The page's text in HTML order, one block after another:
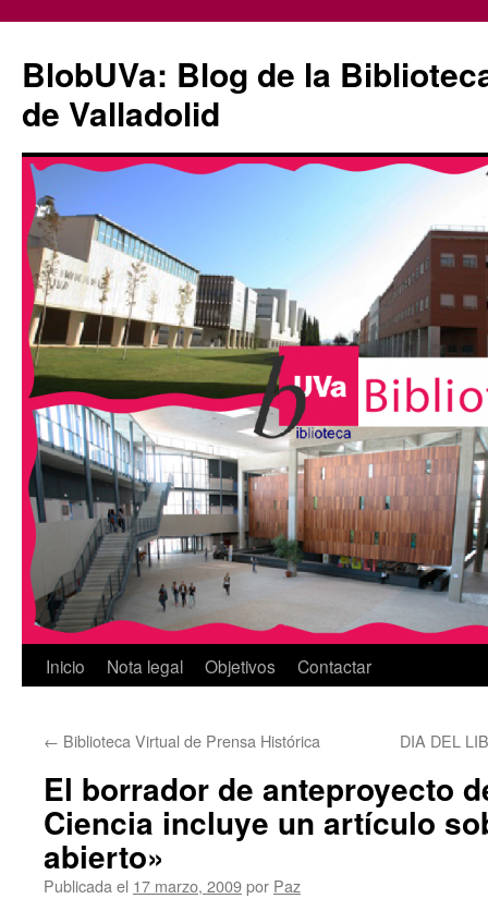
contenido
BlobUVa: Blog de la
de Valladolid
Inicio Nota legal Objetivos Contactar
← Biblioteca Virtual de Prensa Histórica DIA DEL
El borrador de anteproyecto
Ciencia incluye un artículo
abierto»
Publicada el 17 marzo, 2009por Paz